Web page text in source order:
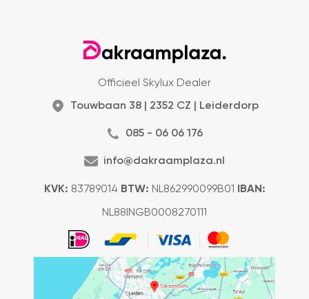
Officieel Skylux Dealer
Touwbaan 38 | 2352 CZ | Leiderdorp
085 - 06 06 176
info@dakraamplaza.nl
KVK: 83789014 BTW: NL862990099B01 IBAN:
NL88INGB0008270111